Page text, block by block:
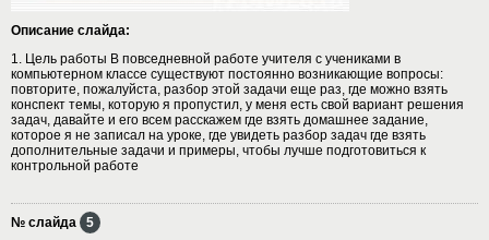
Описание слайда:
1. Цель работы В повседневной работе учителя с учениками в
компьютерном классе существуют постоянно возникающие вопросы:
повторите, пожалуйста, разбор этой задачи еще раз, где можно взять
конспект темы, которую я пропустил, у меня есть свой вариант решения
задач, давайте и его всем расскажем где взять домашнее задание,
которое я не записал на уроке, где увидеть разбор задач где взять
дополнительные задачи и примеры, чтобы лучше подготовиться к
контрольной работе
№ слайда 5